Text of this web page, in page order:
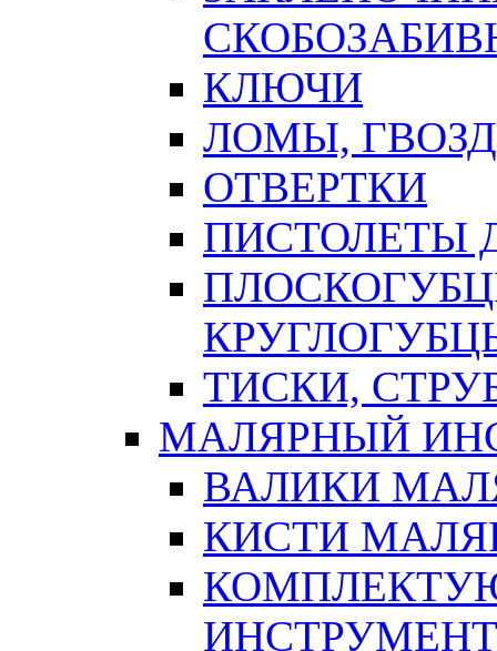
КЛЮЧИ
ЛОМЫ,
ОТВЕРТКИ
ПИСТОЛЕТЫ
ТИСКИ,
МАЛЯРНЫЙ
ВАЛИКИ
КИСТИ